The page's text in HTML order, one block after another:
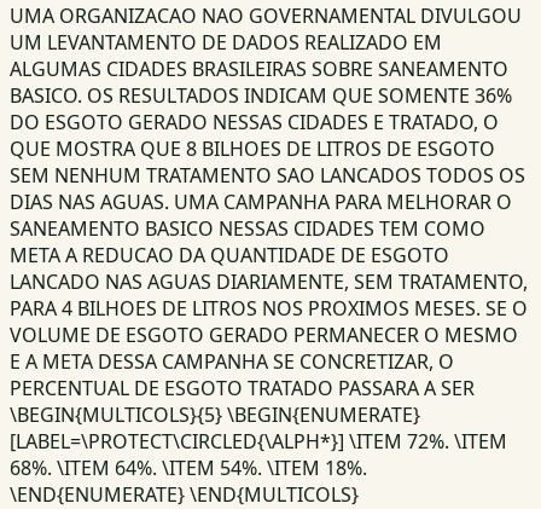
UMA ORGANIZACAO NAO GOVERNAMENTAL DIVULGOU
UM LEVANTAMENTO DE DADOS REALIZADO EM
ALGUMAS CIDADES BRASILEIRAS SOBRE SANEAMENTO
BASICO. OS RESULTADOS INDICAM QUE SOMENTE 36%
DO ESGOTO GERADO NESSAS CIDADES E TRATADO, O
QUE MOSTRA QUE 8 BILHOES DE LITROS DE ESGOTO
SEM NENHUM TRATAMENTO SAO LANCADOS TODOS OS
DIAS NAS AGUAS. UMA CAMPANHA PARA MELHORAR O
SANEAMENTO BASICO NESSAS CIDADES TEM COMO
META A REDUCAO DA QUANTIDADE DE ESGOTO
LANCADO NAS AGUAS DIARIAMENTE, SEM TRATAMENTO,
PARA 4 BILHOES DE LITROS NOS PROXIMOS MESES. SE O
VOLUME DE ESGOTO GERADO PERMANECER O MESMO
E A META DESSA CAMPANHA SE CONCRETIZAR, O
PERCENTUAL DE ESGOTO TRATADO PASSARA A SER
\BEGIN{MULTICOLS}{5} \BEGIN{ENUMERATE}
[LABEL=\PROTECT\CIRCLED{\ALPH*}] \ITEM 72%. \ITEM
68%. \ITEM 64%. \ITEM 54%. \ITEM 18%.
\END{ENUMERATE} \END{MULTICOLS}